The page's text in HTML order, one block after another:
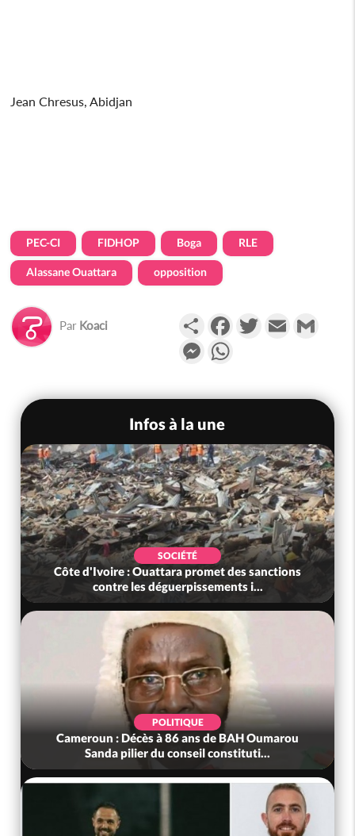
Jean Chresus, Abidjan
PEC-CI FIDHOP Boga RLE
Alassane Ouattara opposition
Par Koaci PartagerFacebookTwitterEmail
Messenger
Infos à la une
SOCIÉTÉ
Côte d'Ivoire : Ouattara promet des sanctions
contre les déguerpissements i...
POLITIQUE
Cameroun : Décès à 86 ans de BAH Oumarou
Sanda pilier du conseil constituti...